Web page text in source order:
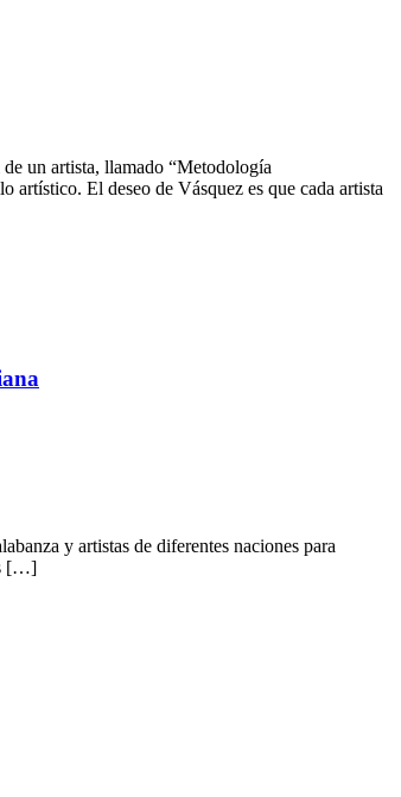
un artista, llamado “Metodología
El deseo de Vásquez es que cada artista
y artistas de diferentes naciones para
[…]